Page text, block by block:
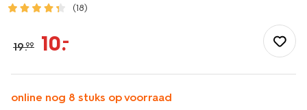
(18)
hobby/educatief-
speelgoed/lichtknuffel-
konijn-
38400051.html
19.99 10.–
online nog 8 stuks op voorraad